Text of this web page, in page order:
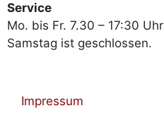
Service
Mo. bis Fr. 7.30 – 17:30 Uhr
Samstag ist geschlossen.
Impressum